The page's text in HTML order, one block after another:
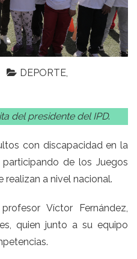
DEPORTE
del presidente del IPD.
con discapacidad en la
de los Juegos
realizan a nivel nacional.
Víctor Fernández,
quien junto a su equipo